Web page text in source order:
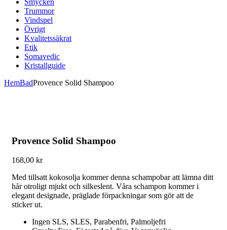
Smycken
Trummor
Vindspel
Övrigt
Kvalitetssäkrat
Etik
Somavedic
Kristallguide
HemBadProvence Solid Shampoo
Provence Solid Shampoo
168,00 kr
Med tillsatt kokosolja kommer denna schampobar att lämna ditt
hår otroligt mjukt och silkeslent. Våra schampon kommer i
elegant designade, präglade förpackningar som gör att de
sticker ut.
Ingen SLS, SLES, Parabenfri, Palmoljefri